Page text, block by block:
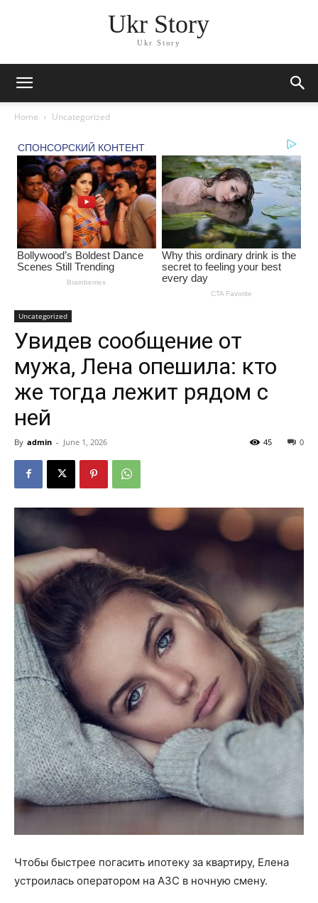
Ukr Story
Ukr Story
Home Uncategorized
Uncategorized
Увидев сообщение от
мужа, Лена опешила: кто
же тогда лежит рядом с
ней
By admin - June 1, 2026 0
45
Чтобы быстрее погасить ипотеку за квартиру, Елена
устроилась оператором на АЗС в ночную смену.